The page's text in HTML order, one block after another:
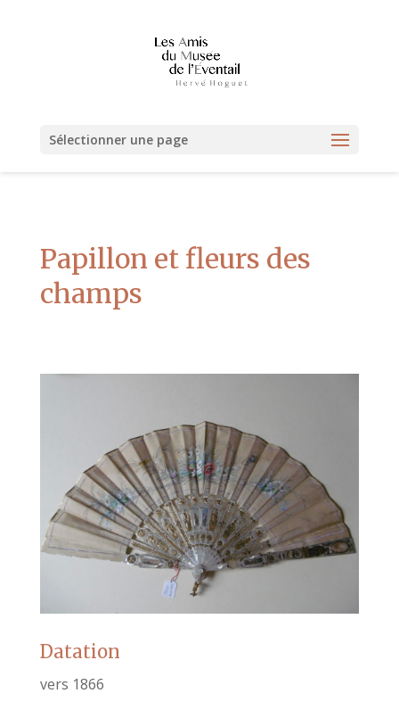
Sélectionner une page
Papillon et fleurs des
champs
Datation
vers 1866